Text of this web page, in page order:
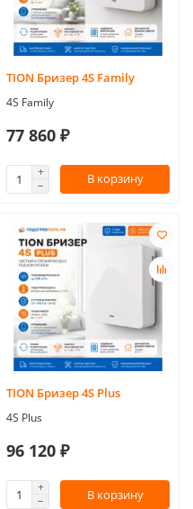
TION Бризер 4S Family
4S Family
77 860 ₽
В корзину
TION Бризер 4S Plus
4S Plus
96 120 ₽
В корзину